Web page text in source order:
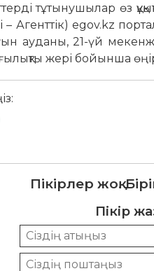
тұтынушылар өз
– Агенттік) egov.kz
ауданы, 21-үй
жері бойынша
Пікірлер жоқ.
Пікір